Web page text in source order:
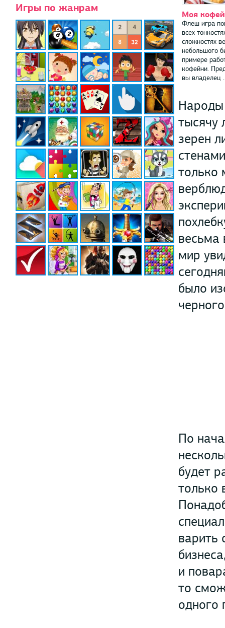
Игры по жанрам
Моя
Флеш игра
всех
сложностях
небольшого
примере
кофейни.
вы владелец
Народы
тысячу
зерен
только
весьма
мир
было
По
будет
только
варить
и
то
одного